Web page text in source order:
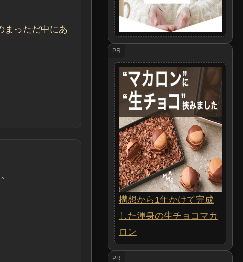
まっただ中にあ
PR
構想から1年かけて完成
した渾身の生チョコマカ
ロン
PR